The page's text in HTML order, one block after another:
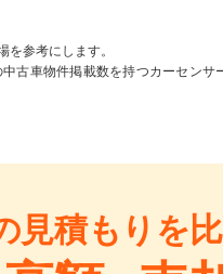
参考にします。
古車物件掲載数を持つカーセン
見積もりを